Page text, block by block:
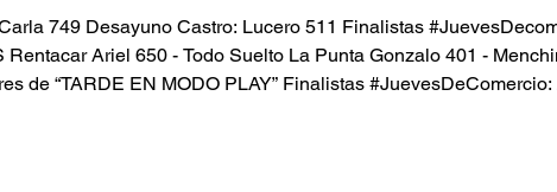
749 Desayuno Castro: Lucero 511 Finalistas
Ariel 650 - Todo Suelto La Punta Gonzalo 401 -
de “TARDE EN MODO PLAY” Finalistas